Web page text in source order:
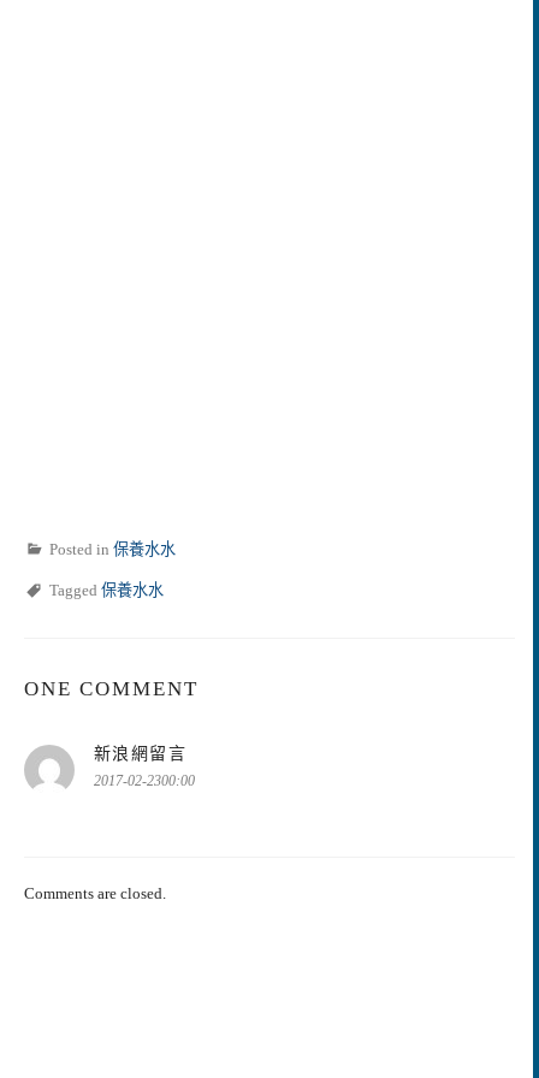
Posted in 保養水水
Tagged 保養水水
ONE COMMENT
新浪網留言
示:
2017-02-2300:00
Comments are closed.